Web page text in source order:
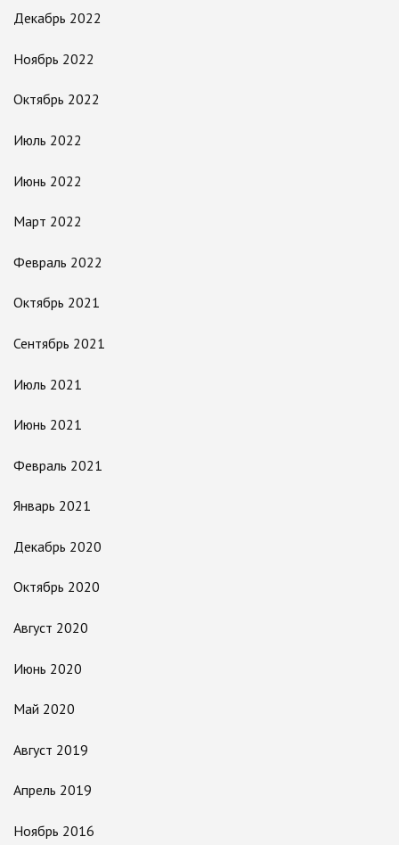
Декабрь 2022
Ноябрь 2022
Октябрь 2022
Июль 2022
Июнь 2022
Март 2022
Февраль 2022
Октябрь 2021
Сентябрь 2021
Июль 2021
Июнь 2021
Февраль 2021
Январь 2021
Декабрь 2020
Октябрь 2020
Август 2020
Июнь 2020
Май 2020
Август 2019
Апрель 2019
Ноябрь 2016